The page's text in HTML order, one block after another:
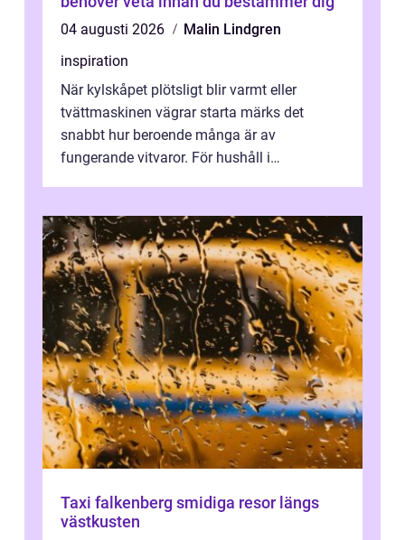
04 augusti 2026
Malin Lindgren
inspiration
När kylskåpet plötsligt blir varmt eller
tvättmaskinen vägrar starta märks det
snabbt hur beroende många är av
fungerande vitvaror. För hushåll i
Taxi falkenberg smidiga resor längs
västkusten